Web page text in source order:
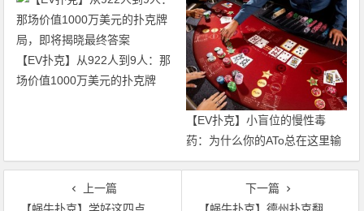
【EV扑克】从922人到9人：那
场价值1000万美元的扑克牌
【EV扑克】小盲位的慢性毒
药：为什么你的ATo总在这里输
钱？
上一篇
下一篇